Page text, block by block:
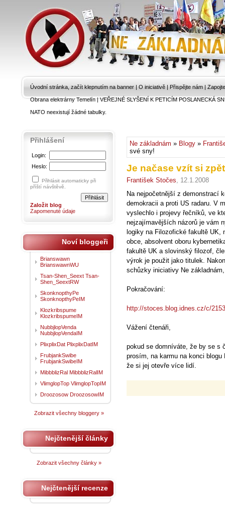
Úvodní stránka, začít klepnutím na banner | O iniciativě | Přispějte nám |
Obrana elektrárny Temelín|VEŘEJNÉ SLYŠENÍ K PETICÍM POSLANECKÁ
NATO neexistují žádné tabulky.
Ne základnám » Blogy »
své sny!
Je načase vzít si
František Stočes, 12.1.2008
Na nejpočetnější z demonstrací
demokracii a proti US radaru. V
vyslechlo i projevy řečníků, ve
nejzajímavějších názorů je vám
logiky na Filozofické fakultě UK,
obce, absolvent oboru
fakultě UK a slovinský filozof,
výrok je použit jako titulek.
schůzky iniciativy Ne
Pokračování:
http://stoces.blog.idnes.cz/c/
Vážení čtenáři,
pokud se domníváte, že by se s
prosím, na karmu na konci
že si jej otevře více lidí.
Přihlášení
Login:
Heslo:
Přihlásit automaticky při
příští návštěvě.
Založit blog
Zapomenuté údaje
Noví bloggeři
Brianswawn
BrianswawnWU
Tsan-Shen_Seext Tsan-
Shen_SeextRW
SkonknopthyPe
SkonknopthyPeIM
Klozkribspume
KlozkribspumeIM
NubbjlopVenda
NubbjlopVendaIM
PlixplixDat PlixplixDatIM
FrubjankSwibe
FrubjankSwibeIM
MibbblizRal MibbblizRalIM
VlimglopTop VlimglopTopIM
Droozosow DroozosowIM
Zobrazit všechny bloggery »
Nejčtenější články
Zobrazit všechny články »
Nejčtenější recenze